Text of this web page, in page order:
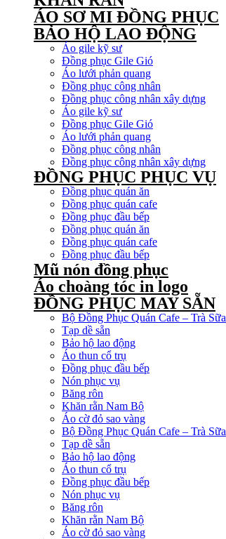
ÁO SƠ MI ĐỒNG PHỤC
BẢO HỘ LAO ĐỘNG
Áo gile kỹ sư
Đồng phục Gile Gió
Áo lưới phản quang
Đồng phục công nhân
Đồng phục công nhân xây dựng
Áo gile kỹ sư
Đồng phục Gile Gió
Áo lưới phản quang
Đồng phục công nhân
Đồng phục công nhân xây dựng
ĐỒNG PHỤC PHỤC VỤ
Đồng phục quán ăn
Đồng phục quán cafe
Đồng phục đầu bếp
Đồng phục quán ăn
Đồng phục quán cafe
Đồng phục đầu bếp
Mũ nón đồng phục
Áo choàng tóc in logo
ĐỒNG PHỤC MAY SẴN
Bộ Đồng Phục Quán Cafe – Trà Sữa
Tạp dề sẵn
Bảo hộ lao động
Áo thun cổ trụ
Đồng phục đầu bếp
Nón phục vụ
Băng rôn
Khăn rằn Nam Bộ
Áo cờ đỏ sao vàng
Bộ Đồng Phục Quán Cafe – Trà Sữa
Tạp dề sẵn
Bảo hộ lao động
Áo thun cổ trụ
Đồng phục đầu bếp
Nón phục vụ
Băng rôn
Khăn rằn Nam Bộ
Áo cờ đỏ sao vàng